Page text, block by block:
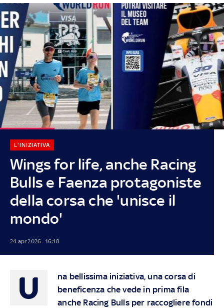
Wings for life, anche Racing
Bulls e Faenza protagoniste
della corsa che 'unisce il
mondo'
L'INIZIATIVA
24 apr 2026 - 16:18
U
na bellissima iniziativa, una corsa di
beneficenza che vede in prima fila
anche Racing Bulls per raccogliere fondi